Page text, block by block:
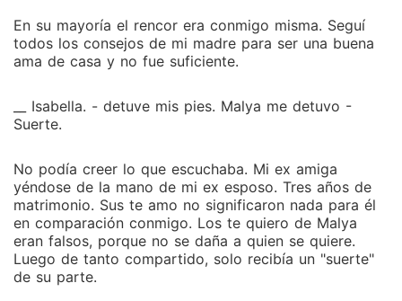
En su mayoría el rencor era conmigo misma. Seguí
todos los consejos de mi madre para ser una buena
ama de casa y no fue suficiente.
__ Isabella. - detuve mis pies. Malya me detuvo -
Suerte.
No podía creer lo que escuchaba. Mi ex amiga
yéndose de la mano de mi ex esposo. Tres años de
matrimonio. Sus te amo no significaron nada para él
en comparación conmigo. Los te quiero de Malya
eran falsos, porque no se daña a quien se quiere.
Luego de tanto compartido, solo recibía un "suerte"
de su parte.